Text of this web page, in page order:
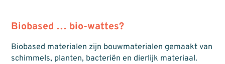
Biobased … bio-wattes?
Biobased materialen zijn bouwmaterialen gemaakt van
schimmels, planten, bacteriën en dierlijk materiaal.